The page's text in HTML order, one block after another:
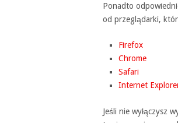
Ponadto
od przeglądarki,
Firefox
Chrome
Safari
Internet
Jeśli nie wyłączysz